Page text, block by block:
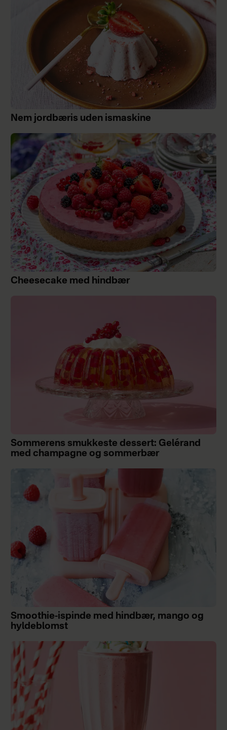
Nem jordbæris uden ismaskine
Cheesecake med hindbær
Sommerens smukkeste dessert: Gelérand
med champagne og sommerbær
Smoothie-ispinde med hindbær, mango og
hyldeblomst